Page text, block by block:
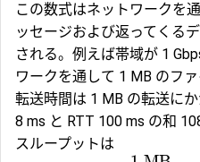
この数式はネットワークを
ッセージおよび返ってくる
される。例えば帯域が 1
ワークを通して 1 MB のフ
転送時間は 1 MB の転送に
8 ms と RTT 100 ms の和
スループットは